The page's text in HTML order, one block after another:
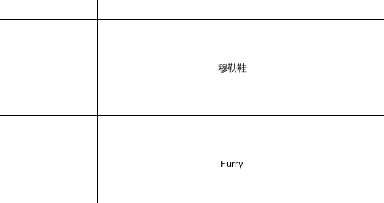
穆勒鞋
Furry